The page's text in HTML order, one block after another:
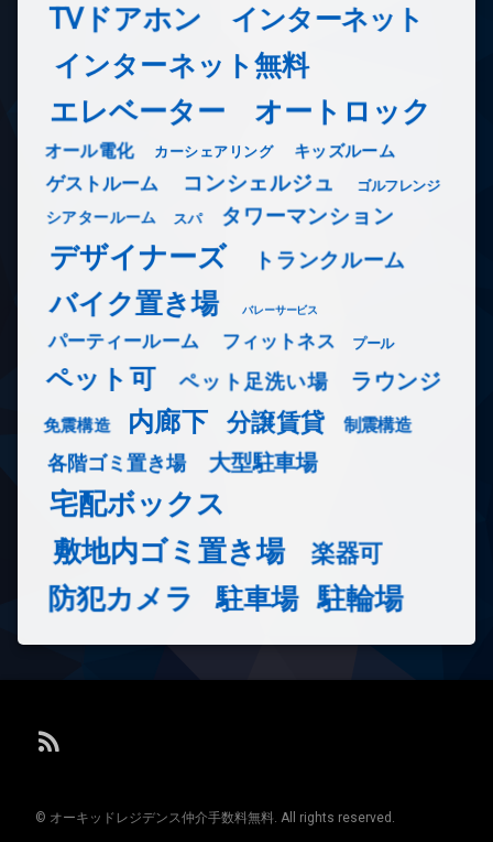
TVドアホン インターネット
インターネット無料
エレベーター オートロック
オール電化 カーシェアリング キッズルーム
ゲストルーム コンシェルジュ ゴルフレンジ
シアタールーム スパ タワーマンション
デザイナーズ トランクルーム
バイク置き場 バレーサービス
パーティールーム フィットネス プール
ペット可 ペット足洗い場 ラウンジ
免震構造 内廊下 分譲賃貸 制震構造
各階ゴミ置き場 大型駐車場
宅配ボックス
敷地内ゴミ置き場
楽器可
防犯カメラ 駐車場 駐輪場
RSS
© オーキッドレジデンス仲介手数料無料. All rights reserved.